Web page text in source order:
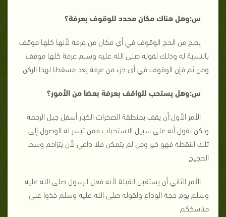
س:وهل هناك مكان محدد للوقوف بعرفة؟
يصح من الحج الوقوف في أي مكان من عرفة لأنها كلها موقف
بالنسبة له وذلك لقوله صلى الله عليه وسلم عرفة كلها موقف
ومن ثم فإن الوقوف في أي جزء من عرفة يعد مسقطا لهذا الركن
س:وهل يستحب للواقف بعرفة بعضا من الأمور؟
الأمر الأول:أن يقف بمنطقة الصخرات الكبار أسفل جبل الرحمة
ولكن نقول أنه على سبيل الاستحباب فمن تيسر له الوصول إلى
تلك النقطة فهو خير ومن لم يتمكن فلا داعي لأن يتزاحم وسط
الحجيج
الأمر الثاني أن يستقبل القبلة لأنه فعل الرسول صلى الله عليه
وسلم يوم حجة الوداع ولقوله صلى الله عليه وسلم خذوا عني
مناسككم